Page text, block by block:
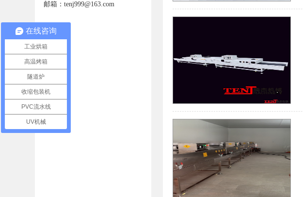
邮箱：tenj999@163.com
在线咨询
工业烘箱
高温烤箱
隧道炉
收缩包装机
PVC流水线
UV机械